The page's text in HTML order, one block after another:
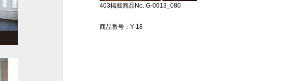
403掲載商品No. G-0013_080
商品番号：Y-18